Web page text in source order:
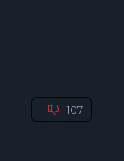
107